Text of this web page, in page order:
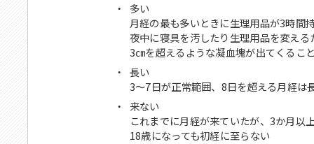
・
多い
月経の最も多いときに生理用品が3時間
夜中に寝具を汚したり生理用品を変える
3㎝を超えるような凝血塊が出てくる
・
長い
3～7日が正常範囲、8日を超える月経は
・
来ない
これまでに月経が来ていたが、3か月以
18歳になっても初経に至らない